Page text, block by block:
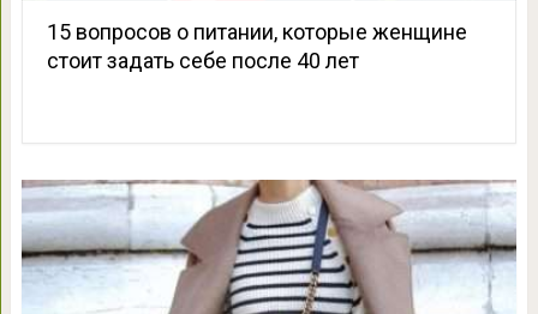
15 вопросов о питании, которые женщине
стоит задать себе после 40 лет